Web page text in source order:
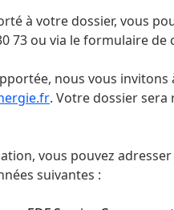
à votre dossier, vous
73 ou via le formulaire
nous vous
. Votre dossier
vous pouvez
suivantes :